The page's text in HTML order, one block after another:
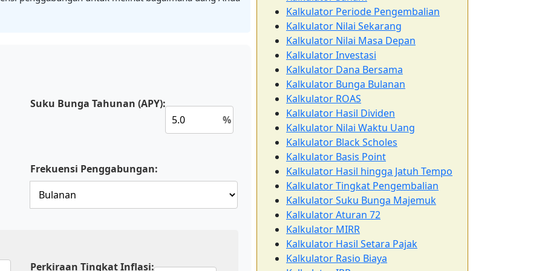
Suku Bunga Tahunan (APY):
%
Frekuensi Penggabungan:
Perkiraan Tingkat Inflasi:
Kalkulator Periode Pengembalian
Kalkulator Nilai Sekarang
Kalkulator Nilai Masa Depan
Kalkulator Investasi
Kalkulator Dana Bersama
Kalkulator Bunga Bulanan
Kalkulator ROAS
Kalkulator Hasil Dividen
Kalkulator Nilai Waktu Uang
Kalkulator Black Scholes
Kalkulator Basis Point
Kalkulator Hasil hingga Jatuh Tempo
Kalkulator Tingkat Pengembalian
Kalkulator Suku Bunga Majemuk
Kalkulator Aturan 72
Kalkulator MIRR
Kalkulator Hasil Setara Pajak
Kalkulator Rasio Biaya